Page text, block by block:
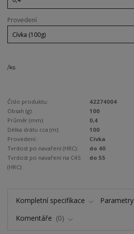
Provedení
/ks
Číslo produktu:
42274004
Obsah (g):
100
Průměr (mm):
0,4
Délka drátu cca (m):
100
Provedení:
Cívka
Tvrdost po navaření (HRC):
do 40
Tvrdost po navaření na C45
(HRC):
do 55
Kompletní specifikace
Parametry
Komentáře
0